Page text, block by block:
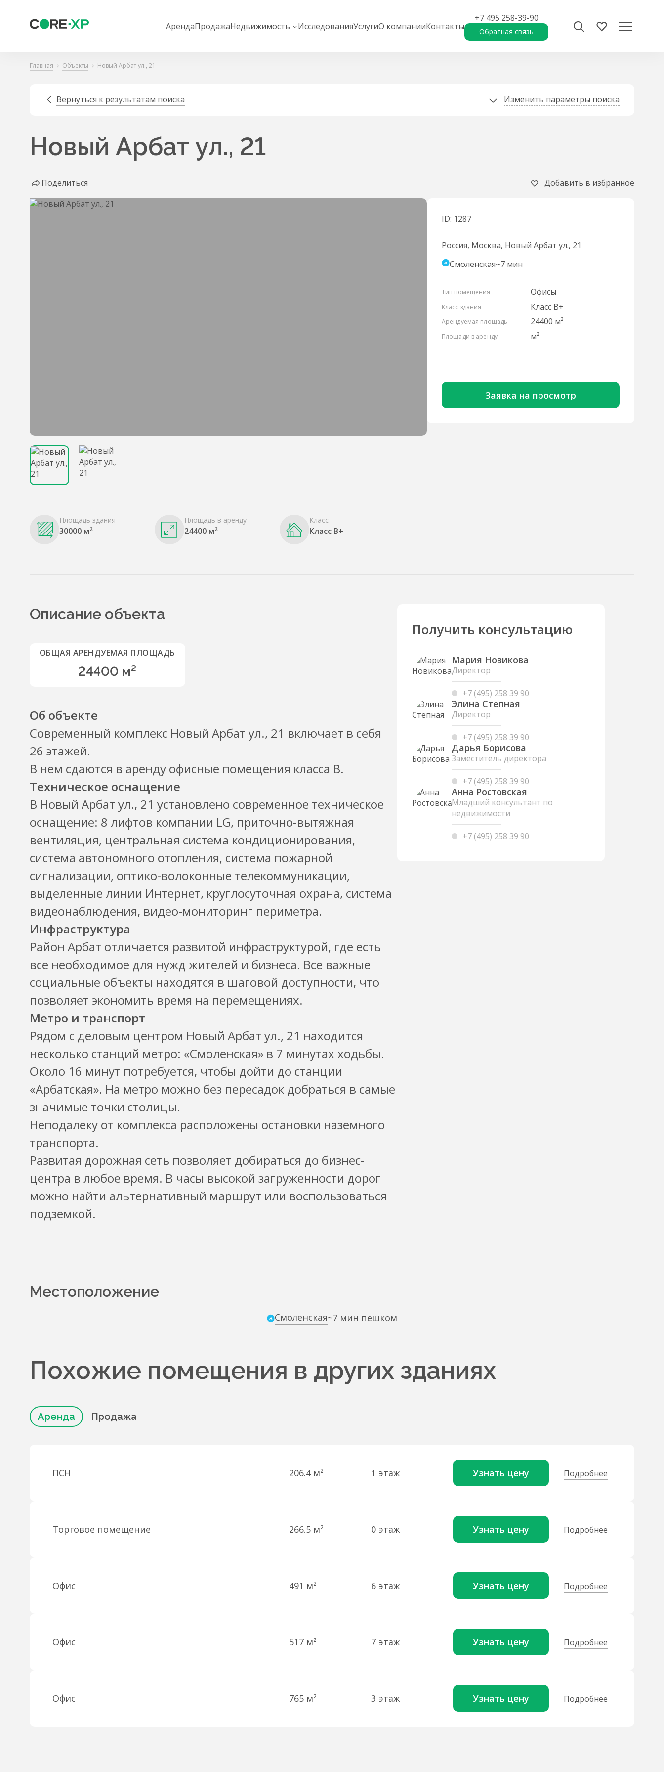
АрендаПродажаНедвижимость ИсследованияУслугиО компанииКонтакты
+7 495 258-39-90
Обратная связь
Главная Объекты Новый Арбат ул., 21
Вернуться к результатам поиска Изменить параметры поиска
Новый Арбат ул., 21
Поделиться Добавить в избранное
ID: 1287
Россия, Москва, Новый Арбат ул., 21
Смоленская~7 мин
Тип помещения Офисы
Класс здания Класс B+
Арендуемая площадь 24400 м²
Площади в аренду м²
Заявка на просмотр
Площадь здания
30000 м2
Площадь в аренду
24400 м2
Класс
Класс B+
Описание объекта
ОБЩАЯ АРЕНДУЕМАЯ ПЛОЩАДЬ
24400 м²
Об объекте
Современный комплекс Новый Арбат ул., 21 включает в себя
26 этажей.
В нем сдаются в аренду офисные помещения класса B.
Техническое оснащение
В Новый Арбат ул., 21 установлено современное техническое
оснащение: 8 лифтов компании LG, приточно-вытяжная
вентиляция, центральная система кондиционирования,
система автономного отопления, система пожарной
сигнализации, оптико-волоконные телекоммуникации,
выделенные линии Интернет, круглосуточная охрана, система
видеонаблюдения, видео-мониторинг периметра.
Инфраструктура
Район Арбат отличается развитой инфраструктурой, где есть
все необходимое для нужд жителей и бизнеса. Все важные
социальные объекты находятся в шаговой доступности, что
позволяет экономить время на перемещениях.
Метро и транспорт
Рядом с деловым центром Новый Арбат ул., 21 находится
несколько станций метро: «Смоленская» в 7 минутах ходьбы.
Около 16 минут потребуется, чтобы дойти до станции
«Арбатская». На метро можно без пересадок добраться в самые
значимые точки столицы.
Неподалеку от комплекса расположены остановки наземного
транспорта.
Развитая дорожная сеть позволяет добираться до бизнес-
центра в любое время. В часы высокой загруженности дорог
можно найти альтернативный маршрут или воспользоваться
подземкой.
Получить консультацию
Мария Новикова
Директор
+7 (495) 258 39 90
Элина Степная
Директор
+7 (495) 258 39 90
Дарья Борисова
Заместитель директора
+7 (495) 258 39 90
Анна Ростовская
Младший консультант по
недвижимости
+7 (495) 258 39 90
Местоположение
Смоленская~7 мин пешком
Похожие помещения в других зданиях
Аренда Продажа
ПСН 206.4 м² 1 этаж Узнать цену Подробнее
Торговое помещение 266.5 м² 0 этаж Узнать цену Подробнее
Офис 491 м² 6 этаж Узнать цену Подробнее
Офис 517 м² 7 этаж Узнать цену Подробнее
Офис 765 м² 3 этаж Узнать цену Подробнее